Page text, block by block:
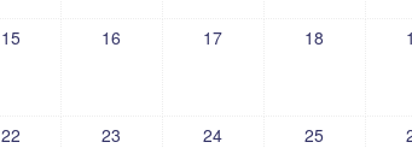
15 16 17 18
22 23 24 25